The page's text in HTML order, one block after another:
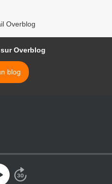
Overblog
Overblog
blog